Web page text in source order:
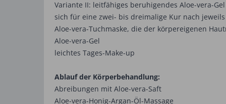
Variante II: leitfähiges beruhigendes Aloe-vera-
sich für eine zwei- bis dreimalige Kur nach
Aloe-vera-Tuchmaske, die der körpereigenen
Aloe-vera-Gel
leichtes Tages-Make-up
Ablauf der Körperbehandlung:
Abreibungen mit Aloe-vera-Saft
Aloe-vera-Honig-Argan-Öl-Massage